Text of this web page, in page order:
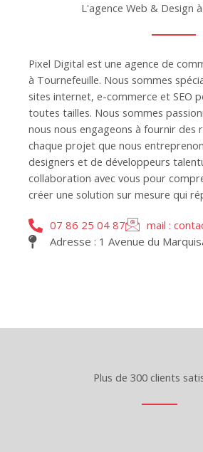
L'agence Web & Design
Pixel Digital est une agence de
à Tournefeuille. Nous sommes
sites internet, e-commerce et SEO
toutes tailles. Nous sommes
nous nous engageons à fournir des
chaque projet que nous
designers et de développeurs
collaboration avec vous pour
créer une solution sur mesure qui
07 86 25 04 87
mail :
Adresse : 1 Avenue du
Plus de 300 clients